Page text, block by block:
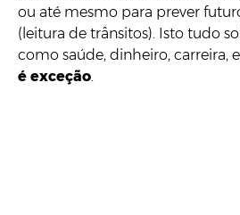
ou até mesmo para prever
(leitura de trânsitos). Isto tudo
como saúde, dinheiro, carreira, e
é exceção.